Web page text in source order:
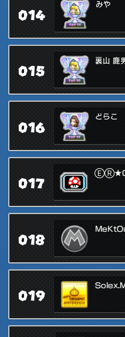
014
みや
015
裏山 鹿
016
どらこ
017
018
019